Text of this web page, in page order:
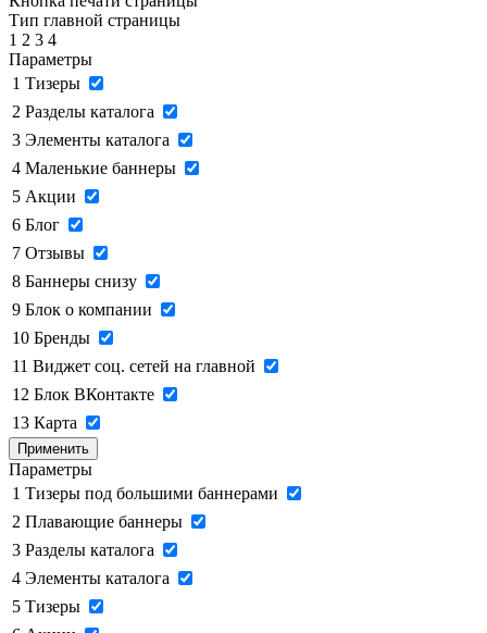
Тип главной страницы
1 2 3 4
Параметры
1 Тизеры
2 Разделы каталога
3 Элементы каталога
4 Маленькие баннеры
5 Акции
6 Блог
7 Отзывы
8 Баннеры снизу
9 Блок о компании
10 Бренды
11 Виджет соц. сетей на главной
12 Блок ВКонтакте
13 Карта
Применить
Параметры
1 Тизеры под большими баннерами
2 Плавающие баннеры
3 Разделы каталога
4 Элементы каталога
5 Тизеры